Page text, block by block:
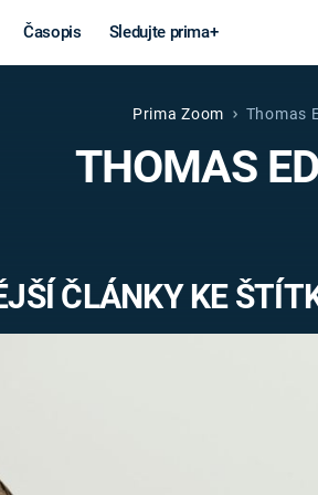
Časopis Sledujte prima+
Věda a
technika
MARS
Prima Zoom Thomas
THOMAS
ČLÁNKY KE